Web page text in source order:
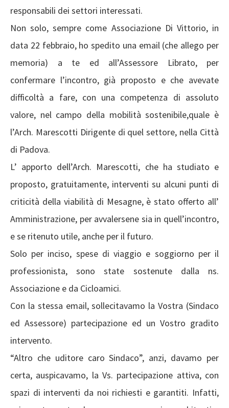
responsabili dei settori interessati.
Non solo, sempre come Associazione Di Vittorio, in
data 22 febbraio, ho spedito una email (che allego per
memoria) a te ed all’Assessore Librato, per
confermare l’incontro, già proposto e che avevate
difficoltà a fare, con una competenza di assoluto
valore, nel campo della mobilità sostenibile,quale è
l’Arch. Marescotti Dirigente di quel settore, nella Città
di Padova.
L’ apporto dell’Arch. Marescotti, che ha studiato e
proposto, gratuitamente, interventi su alcuni punti di
criticità della viabilità di Mesagne, è stato offerto all’
Amministrazione, per avvalersene sia in quell’incontro,
e se ritenuto utile, anche per il futuro.
Solo per inciso, spese di viaggio e soggiorno per il
professionista, sono state sostenute dalla ns.
Associazione e da Cicloamici.
Con la stessa email, sollecitavamo la Vostra (Sindaco
ed Assessore) partecipazione ed un Vostro gradito
intervento.
“Altro che uditore caro Sindaco”, anzi, davamo per
certa, auspicavamo, la Vs. partecipazione attiva, con
spazi di interventi da noi richiesti e garantiti. Infatti,